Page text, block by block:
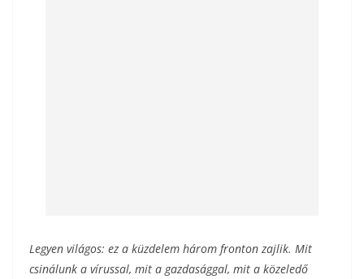
Legyen világos: ez a küzdelem három fronton zajlik. Mit
csinálunk a vírussal, mit a gazdasággal, mit a közeledő